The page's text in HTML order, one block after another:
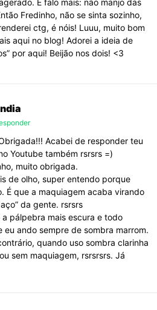
E falo mais: não manjo das
Fredinho, não se sinta sozinho,
ctg, é nóis! Luuu, muito bom
aqui no blog! Adorei a ideia de
por aqui! Beijão nos dois! <3
Acabei de responder teu
Youtube também rsrsrs =)
muito obrigada.
de olho, super entendo porque
É que a maquiagem acaba virando
da gente. rsrsrs
a pálpebra mais escura e todo
eu ando sempre de sombra marrom.
quando uso sombra clarinha
sem maquiagem, rsrsrsrs. Já